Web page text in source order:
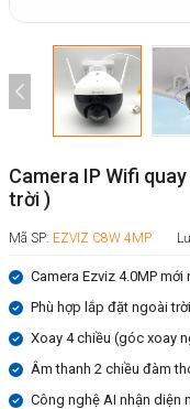
Camera IP Wifi
trời )
Mã SP: EZVIZ C8W 4MP
Camera Ezviz 4.0MP mới
Phù hợp lắp đặt ngoài
Xoay 4 chiều (góc xoay
Âm thanh 2 chiều đàm
Công nghệ AI nhận diện